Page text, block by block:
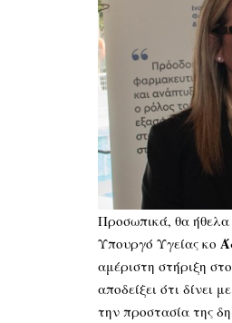
Προσωπικά, θα
Υπουργό Υγείας κο
αμέριστη στήριξη
αποδείξει ότι δίνει
την προστασία της